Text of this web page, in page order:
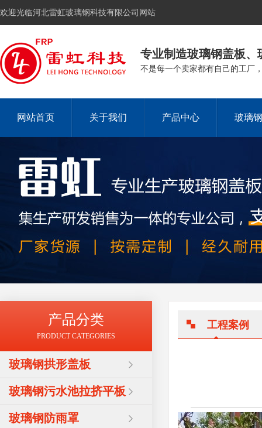
欢迎光临河北雷虹玻璃钢科技有限公司网站
专业制造玻璃钢盖板
不是每一个卖家都有自己的工厂
网站首页 关于我们 产品中心 玻璃
产品分类
PRODUCT CATEGORIES
玻璃钢拱形盖板
玻璃钢污水池拉挤平板
玻璃钢防雨罩
工程案例